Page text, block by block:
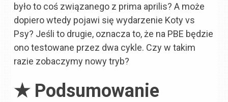
było to coś związanego z prima aprilis? A może
dopiero wtedy pojawi się wydarzenie Koty vs
Psy? Jeśli to drugie, oznacza to, że na PBE będzie
ono testowane przez dwa cykle. Czy w takim
razie zobaczymy nowy tryb?
★ Podsumowanie